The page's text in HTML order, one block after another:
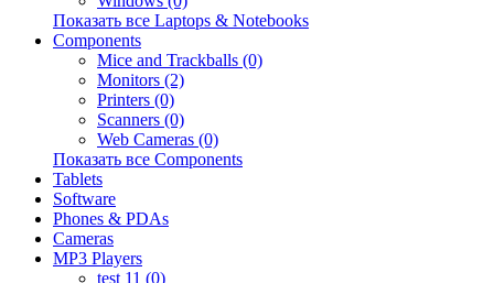
Показать все Laptops & Notebooks
Components
Mice and Trackballs (0)
Monitors (2)
Printers (0)
Scanners (0)
Web Cameras (0)
Показать все Components
Tablets
Software
Phones & PDAs
Cameras
MP3 Players
test 11 (0)